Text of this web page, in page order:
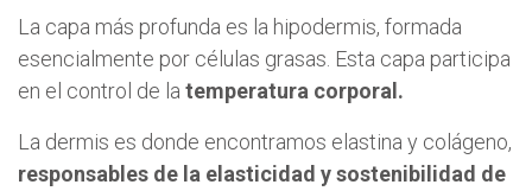
La capa más profunda es la hipodermis, formada
esencialmente por células grasas. Esta capa participa
en el control de la temperatura corporal.
La dermis es donde encontramos elastina y colágeno,
responsables de la elasticidad y sostenibilidad de